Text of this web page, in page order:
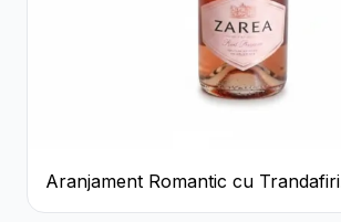
Aranjament Romantic cu Trandafiri
Roșii și Șampanie rose